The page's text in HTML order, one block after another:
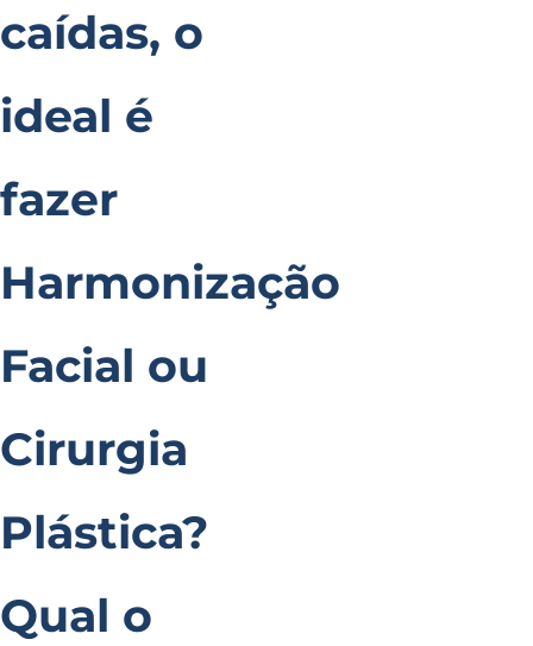
caídas, o
ideal é
fazer
Harmonização
Facial ou
Cirurgia
Plástica?
Qual o